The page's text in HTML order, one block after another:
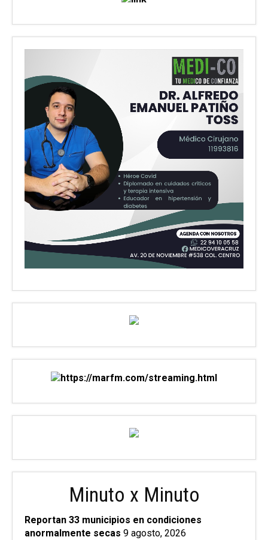
Minuto x Minuto
Reportan 33 municipios en condiciones
anormalmente secas 9 agosto, 2026